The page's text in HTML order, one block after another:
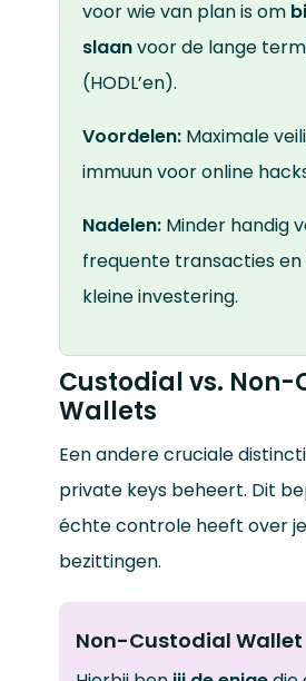
voor wie van plan is om
slaanvoor de lange
(HODL’en).
Voordelen:Maximale
immuun voor online
Nadelen:Minder handig
frequente transacties
kleine investering.
Custodial vs.
Wallets
Een andere cruciale
private keys beheert. Dit
échte controle heeft over
bezittingen.
Non-Custodial Wallet